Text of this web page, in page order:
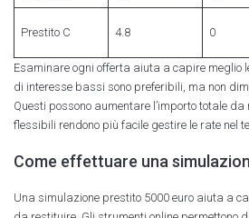
Prestito C 4.8 0
Esaminare ogni offerta aiuta a capire meglio
di interesse bassi sono preferibili, ma non
Questi possono aumentare l’importo totale
flessibili rendono più facile gestire le rate nel
Come effettuare una
Una simulazione prestito 5000 euro aiuta a